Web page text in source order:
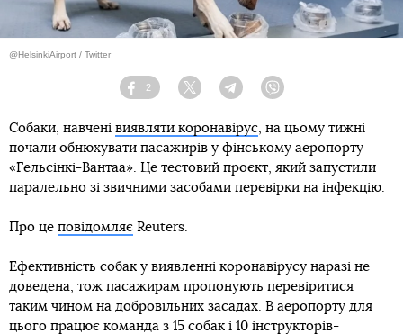
@HelsinkiAirport / Twitter
Facebook
2
Twitter TelegramViber
Собаки, навчені виявляти коронавірус , на цьому тижні
почали обнюхувати пасажирів у фінському аеропорту
«Гельсінкі-Вантаа». Це тестовий проєкт, який запустили
паралельно зі звичними засобами перевірки на інфекцію.
Про це повідомляє Reuters.
Ефективність собак у виявленні коронавірусу наразі не
доведена, тож пасажирам пропонують перевіритися
таким чином на добровільних засадах. В аеропорту для
цього працює команда з 15 собак і 10 інструкторів-